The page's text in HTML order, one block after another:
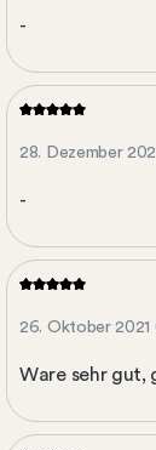
-
28. Dezember
-
26. Oktober 2021
Ware sehr gut,